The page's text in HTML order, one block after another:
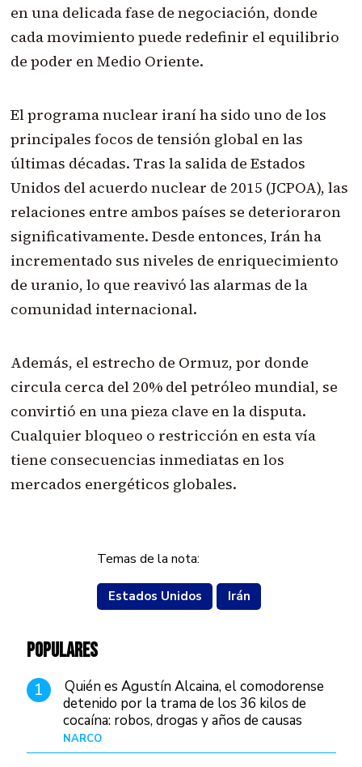
en una delicada fase de negociación, donde
cada movimiento puede redefinir el equilibrio
de poder en Medio Oriente.
El programa nuclear iraní ha sido uno de los
principales focos de tensión global en las
últimas décadas. Tras la salida de Estados
Unidos del acuerdo nuclear de 2015 (JCPOA), las
relaciones entre ambos países se deterioraron
significativamente. Desde entonces, Irán ha
incrementado sus niveles de enriquecimiento
de uranio, lo que reavivó las alarmas de la
comunidad internacional.
Además, el estrecho de Ormuz, por donde
circula cerca del 20% del petróleo mundial, se
convirtió en una pieza clave en la disputa.
Cualquier bloqueo o restricción en esta vía
tiene consecuencias inmediatas en los
mercados energéticos globales.
Temas de la nota:
Estados Unidos Irán
POPULARES
1
Quién es Agustín Alcaina, el comodorense
detenido por la trama de los 36 kilos de
cocaína: robos, drogas y años de causas
judiciales
NARCO